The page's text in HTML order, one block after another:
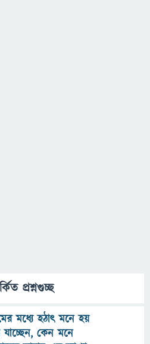
প্রশ্নগুচ্ছ
মধ্যে হঠাৎ মনে হয়
কেন মনে